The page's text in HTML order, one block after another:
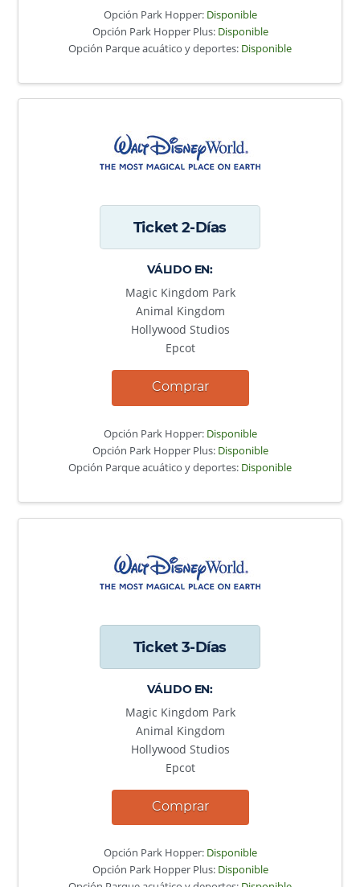
Opción Park Hopper: Disponible
Opción Park Hopper Plus: Disponible
Opción Parque acuático y deportes: Disponible
Ticket 2-Días
VÁLIDO EN:
Magic Kingdom Park
Animal Kingdom
Hollywood Studios
Epcot
Comprar
Opción Park Hopper: Disponible
Opción Park Hopper Plus: Disponible
Opción Parque acuático y deportes: Disponible
Ticket 3-Días
VÁLIDO EN:
Magic Kingdom Park
Animal Kingdom
Hollywood Studios
Epcot
Comprar
Opción Park Hopper: Disponible
Opción Park Hopper Plus: Disponible